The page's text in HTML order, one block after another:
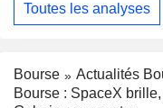
Toutes les analyses
Bourse
Actualités
Bourse : SpaceX